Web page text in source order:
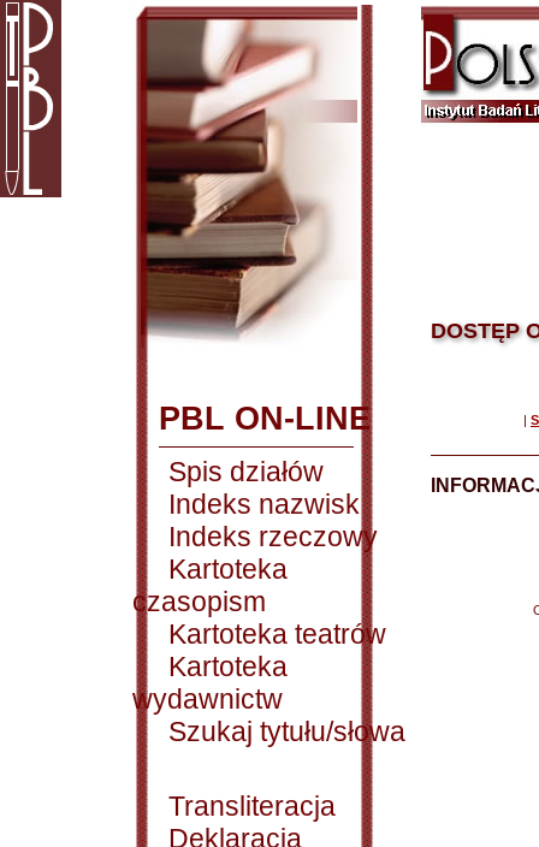
PBL ON-LINE
Spis działów
Indeks nazwisk
Indeks rzeczowy
Kartoteka
czasopism
Kartoteka teatrów
Kartoteka
wydawnictw
Szukaj tytułu/słowa
Transliteracja
Deklaracja
DOSTĘP
|